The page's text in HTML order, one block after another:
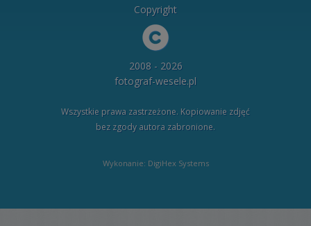
Copyright
2008 - 2026
fotograf-wesele.pl
Wszystkie prawa zastrzeżone. Kopiowanie zdjęć
bez zgody autora zabronione.
Wykonanie: DigiHex Systems